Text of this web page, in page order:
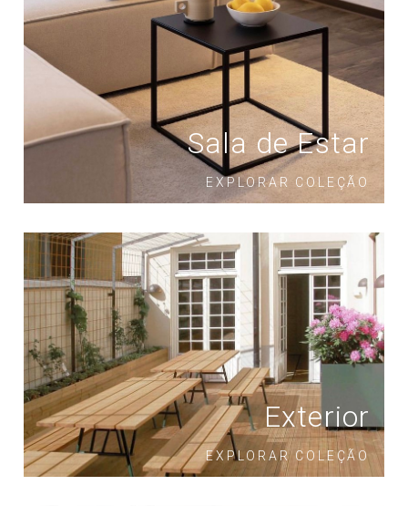
Sala de Estar
EXPLORAR COLEÇÃO
Exterior
EXPLORAR COLEÇÃO